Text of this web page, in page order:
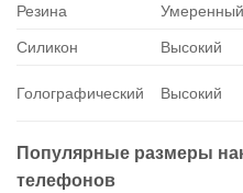
Резина Умеренный
Силикон
Высокий
Голографический Высокий
Популярные размеры
телефонов